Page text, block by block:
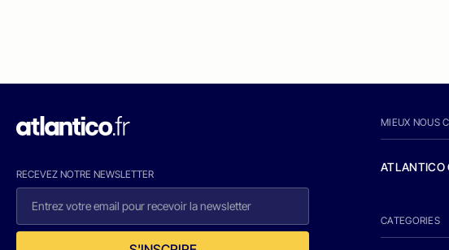
RECEVEZ NOTRE NEWSLETTER
MIEUX NOUS
ATLANTICO
CATEGORIES